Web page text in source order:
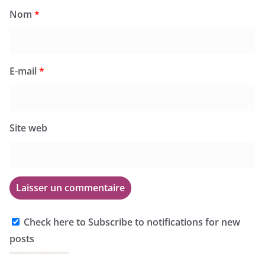
Nom *
E-mail*
Site web
Check here to Subscribe to notifications for new
posts